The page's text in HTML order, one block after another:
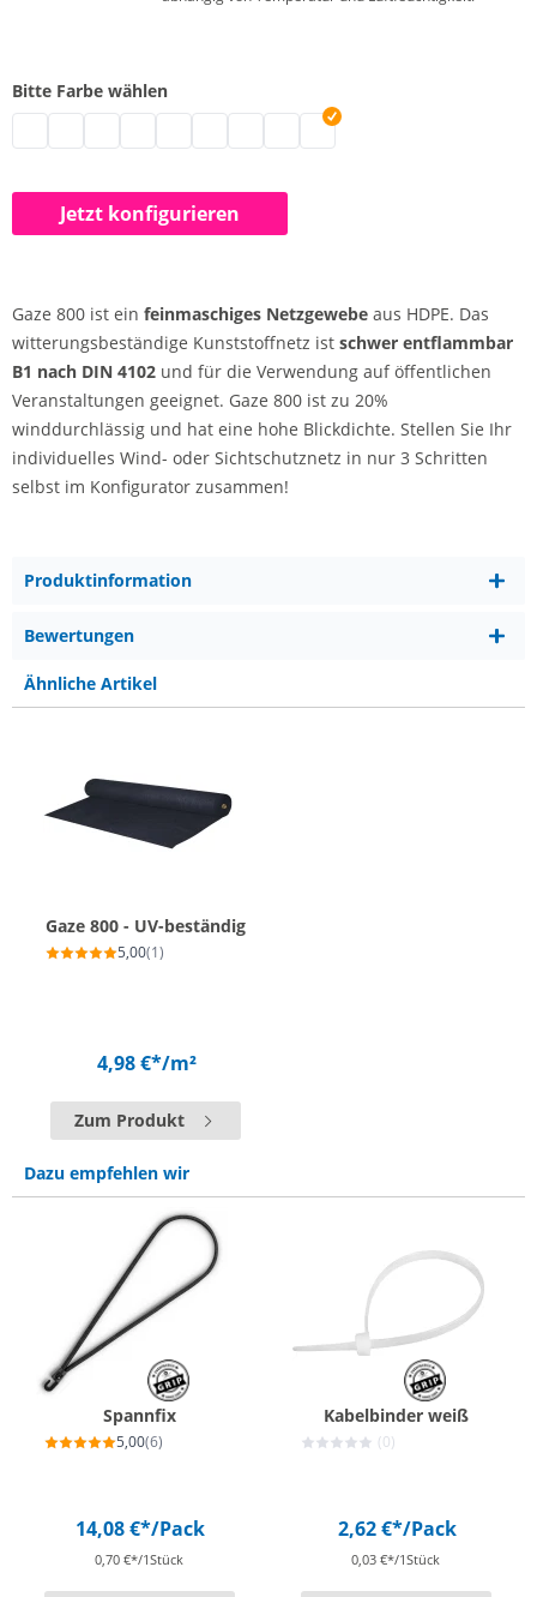
Bitte Farbe wählen
Kunststoffnetz PE nach Maß | schwarz
Kunststoffnetz PE nach Maß | blau
Kunststoffnetz PE nach Maß | hellblau
Kunststoffnetz PE nach Maß | grün
Kunststoffnetz PE nach Maß | rot
Kunststoffnetz PE nach Maß |
Kunststoffnetz PE nach
Jetzt konfigurieren
Gaze 800 ist ein feinmaschiges Netzgewebe aus HDPE. Das
witterungsbeständige Kunststoffnetz ist schwer entflammbar
B1 nach DIN 4102 und für die Verwendung auf öffentlichen
Veranstaltungen geeignet. Gaze 800 ist zu 20%
winddurchlässig und hat eine hohe Blickdichte. Stellen Sie Ihr
individuelles Wind- oder Sichtschutznetz in nur 3 Schritten
selbst im Konfigurator zusammen!
Produktinformation
Bewertungen
Ähnliche Artikel
Gaze 800 - UV-beständig
5,00(1)
4,98 €*/m²
Zum Produkt
Dazu empfehlen wir
Spannfix
5,00(6)
14,08 €*/Pack
0,70 €*/1Stück
Kabelbinder weiß
(0)
2,62 €*/Pack
0,03 €*/1Stück